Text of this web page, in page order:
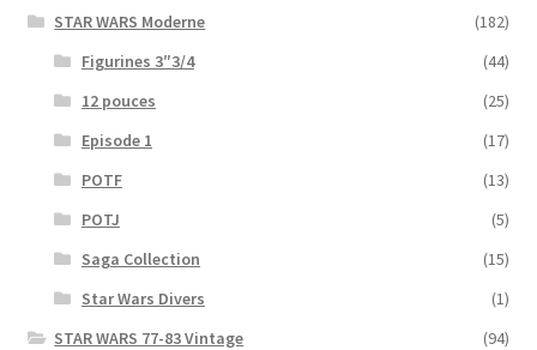
STAR WARS Moderne
(182)
Figurines 3″3/4
(44)
12 pouces
(25)
Episode 1
(17)
POTF
(13)
POTJ
(5)
Saga Collection
(15)
Star Wars Divers
(1)
STAR WARS 77-83 Vintage
(94)